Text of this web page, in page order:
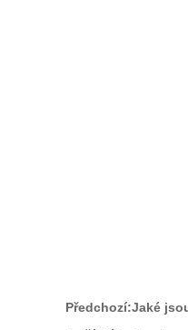
Předchozí:Jaké